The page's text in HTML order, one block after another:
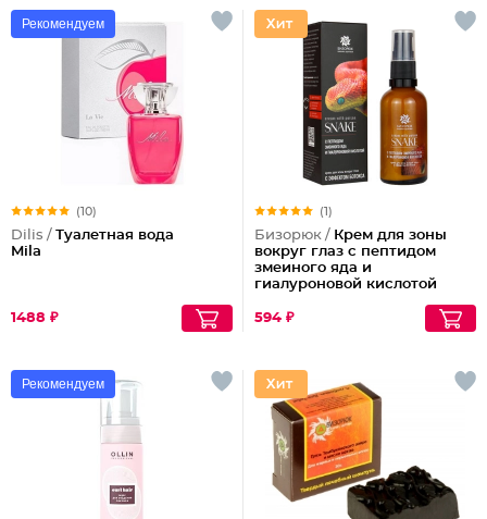
Рекомендуем
(10)
Dilis / Туалетная вода
Mila
1488 ₽
(1)
Бизорюк / Крем для зоны
вокруг глаз с пептидом
змеиного яда и
гиалуроновой кислотой
594 ₽
Рекомендуем